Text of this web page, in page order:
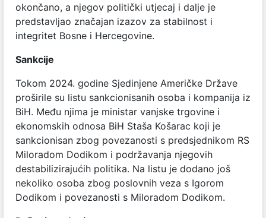
okončano, a njegov politički utjecaj i dalje je
predstavljao značajan izazov za stabilnost i
integritet Bosne i Hercegovine.
Sankcije
Tokom 2024. godine Sjedinjene Američke Države
proširile su listu sankcionisanih osoba i kompanija iz
BiH. Među njima je ministar vanjske trgovine i
ekonomskih odnosa BiH Staša Košarac koji je
sankcionisan zbog povezanosti s predsjednikom RS
Miloradom Dodikom i podržavanja njegovih
destabilizirajućih politika. Na listu je dodano još
nekoliko osoba zbog poslovnih veza s Igorom
Dodikom i povezanosti s Miloradom Dodikom.